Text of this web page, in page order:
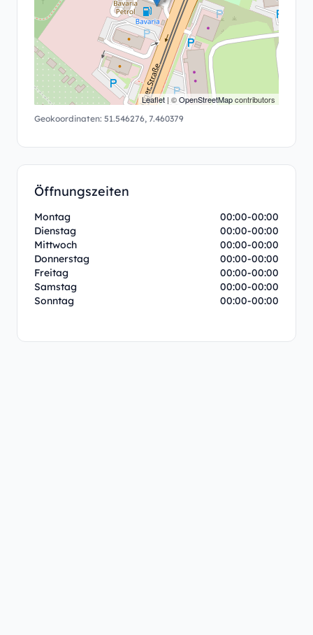
Leaflet | ©OpenStreetMapcontributors
Geokoordinaten: 51.546276, 7.460379
Öffnungszeiten
Montag
00:00-00:00
Dienstag
00:00-00:00
Mittwoch
00:00-00:00
Donnerstag
00:00-00:00
Freitag
00:00-00:00
Samstag
00:00-00:00
Sonntag
00:00-00:00